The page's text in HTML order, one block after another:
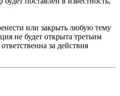
или закрыть любую тему
не будет открыта третьим
за действия